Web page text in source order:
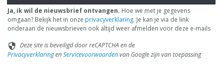
Ja, ik wil de nieuwsbrief ontvangen. Hoe we met je gegevens
omgaan? Bekijk het in onze privacyverklaring. Je kan je via de link
onderaan de nieuwsbrieven ook altijd weer afmelden voor deze e-mails
security Deze site is beveiligd door reCAPTCHA en de
PrivacyverklaringenServicevoorwaardenvan Google zijn van toepassing